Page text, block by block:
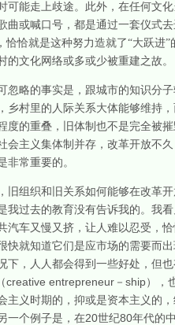
可能走上歧途。此外，在任何文
曲或喊口号，都是通过一套仪式
恰恰就是这种努力造就了“大跃进
文化网络或多或少被重建之故。
忽略的事实是，跟城市的知识分
乡村里的人际关系大体能够维持
度的重叠，旧体制也不是完全被
会主义集体制并存，改革开放不
非常重要的。
旧组织和旧关系如何能够在改革
我过去的教育没有告诉我的。我
汽车又慢又挤，让人难以忍受，
快就知道它们是应市场的需要而
下，人人都会得到一些好处，但
creative entrepreneur－ ship），
主义时期的，抑或是资本主义
一个例子是，在20世纪80年代的